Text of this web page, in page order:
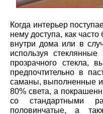
Когда интерьер
нему доступа, как
внутри дома или в
используя
прозрачного стекла,
предпочтительно в
саманы, выполненные
80% света, а
со стандартными
половинчатые, а